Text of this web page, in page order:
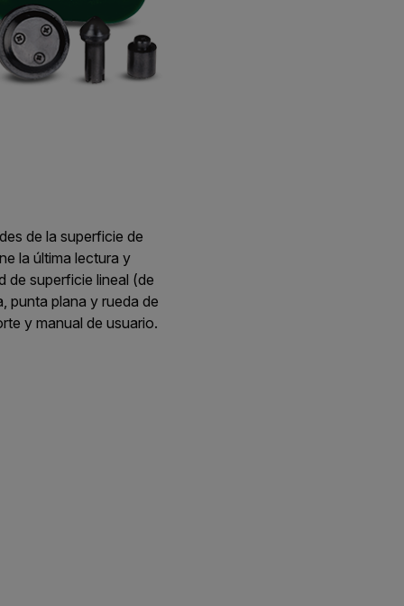
de la superficie de
la última lectura y
de superficie lineal (de
punta plana y rueda de
y manual de usuario.